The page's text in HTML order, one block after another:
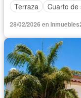
Terraza
Cuarto de
28/02/2026 en